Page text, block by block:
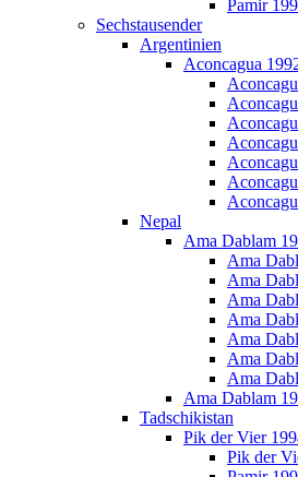
Pamir
Sechstausender
Argentinien
Aconcagua
Nepal
Ama Dablam
Ama
Ama
Ama
Ama
Ama
Ama
Ama
Ama Dablam
Tadschikistan
Pik der Vier
Pik der